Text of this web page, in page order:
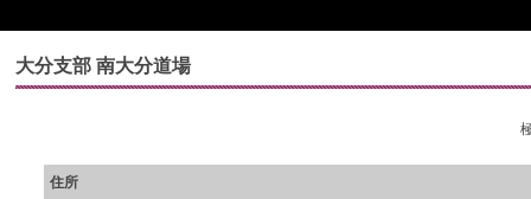
大分支部 南大分道場
住所